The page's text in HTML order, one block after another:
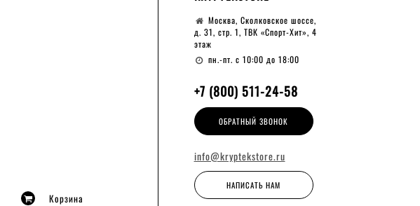
Корзина
Москва, Сколковское шоссе,
д. 31, стр. 1, ТВК «Спорт-Хит», 4
этаж
пн.-пт. с 10:00 до 18:00
+7 (800) 511-24-58
ОБРАТНЫЙ ЗВОНОК
info@kryptekstore.ru
НАПИСАТЬ НАМ